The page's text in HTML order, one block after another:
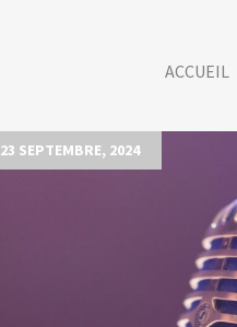
ACCUEIL
23 SEPTEMBRE, 2024